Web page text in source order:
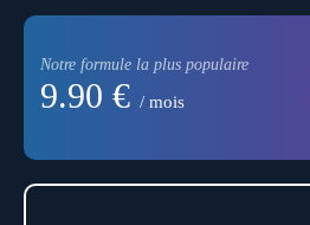
Notre formule la plus populaire
9.90 € / mois